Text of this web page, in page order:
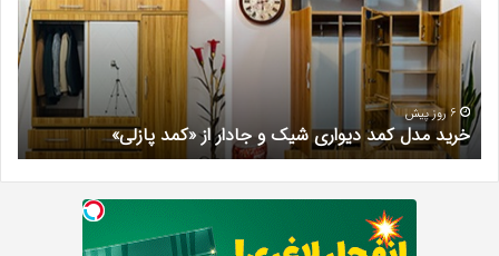
شیک
جادار
از
«کمد
پازلی»
6 روز پیش
خرید مدل کمد دیواری شیک و جادار از «کمد پازلی»